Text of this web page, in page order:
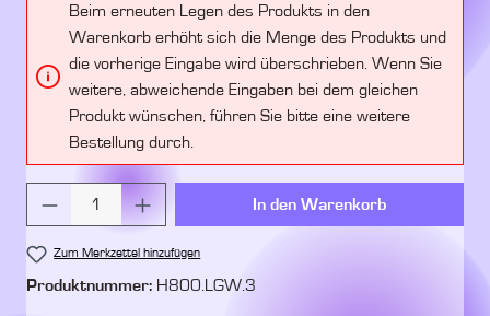
Beim erneuten Legen des Produkts in den
Warenkorb erhöht sich die Menge des Produkts und
die vorherige Eingabe wird überschrieben. Wenn Sie
weitere, abweichende Eingaben bei dem gleichen
Produkt wünschen, führen Sie bitte eine weitere
Bestellung durch.
Produkt Anzahl: Gib den gewünschten Wert
In den Warenkorb
Zum Merkzettel hinzufügen
Produktnummer: H800.LGW.3